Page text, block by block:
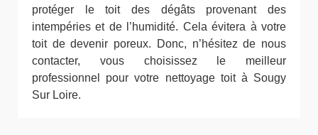
protéger le toit des dégâts provenant des
intempéries et de l’humidité. Cela évitera à votre
toit de devenir poreux. Donc, n’hésitez de nous
contacter, vous choisissez le meilleur
professionnel pour votre nettoyage toit à Sougy
Sur Loire.